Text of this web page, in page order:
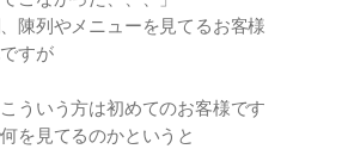
陳列やメニューを見てるお客様
すが
ういう方は初めてのお客様です
を見てるのかというと